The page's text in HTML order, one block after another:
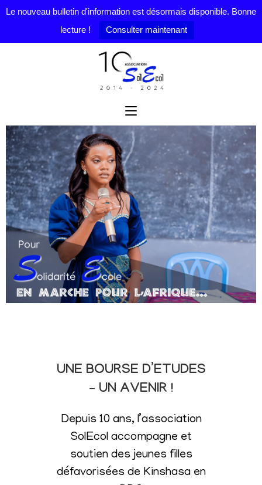
Le nouveau bulletin d'information est désormais disponible. Bonne
lecture !
Consulter maintenant
UNE BOURSE D’ETUDES
– UN AVENIR !
Depuis 10 ans, l’association
SolEcol accompagne et
soutien des jeunes filles
défavorisées de Kinshasa en